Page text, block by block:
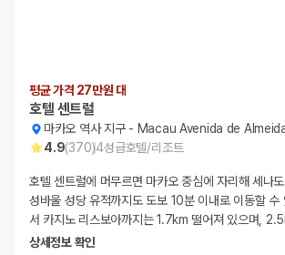
평균 가격 27만원 대
호텔 센트럴
마카오 역사 지구- Macau Avenida de
4.9(370)4성급호텔/리조트
호텔 센트럴에 머무르면 마카오 중심에 자리해 세나
성바울 성당 유적까지도 도보 10분 이내로 이동할 수
서 카지노 리스보아까지는 1.7km 떨어져 있으며,
상세정보 확인